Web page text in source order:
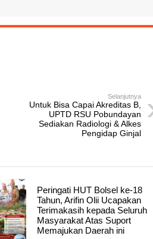
Selanjutnya
Untuk Bisa Capai Akreditas B,
UPTD RSU Pobundayan
Sediakan Radiologi & Alkes
Pengidap Ginjal
Peringati HUT Bolsel ke-18
Tahun, Arifin Olii Ucapakan
Terimakasih kepada Seluruh
Masyarakat Atas Suport
Memajukan Daerah ini